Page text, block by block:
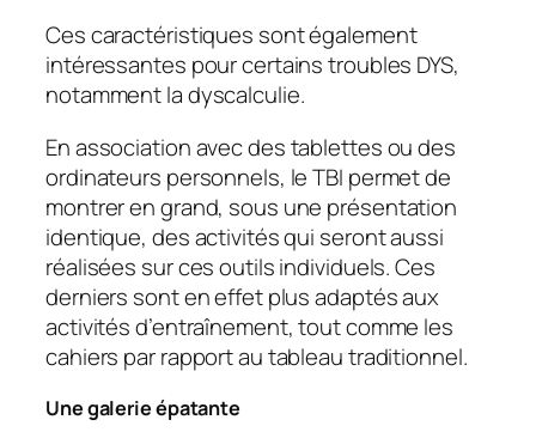
Ces caractéristiques sont également
intéressantes pour certains troubles DYS,
notamment la dyscalculie.
En association avec des tablettes ou des
ordinateurs personnels, le TBI permet de
montrer en grand, sous une présentation
identique, des activités qui seront aussi
réalisées sur ces outils individuels. Ces
derniers sont en effet plus adaptés aux
activités d’entraînement, tout comme les
cahiers par rapport au tableau traditionnel.
Une galerie épatante